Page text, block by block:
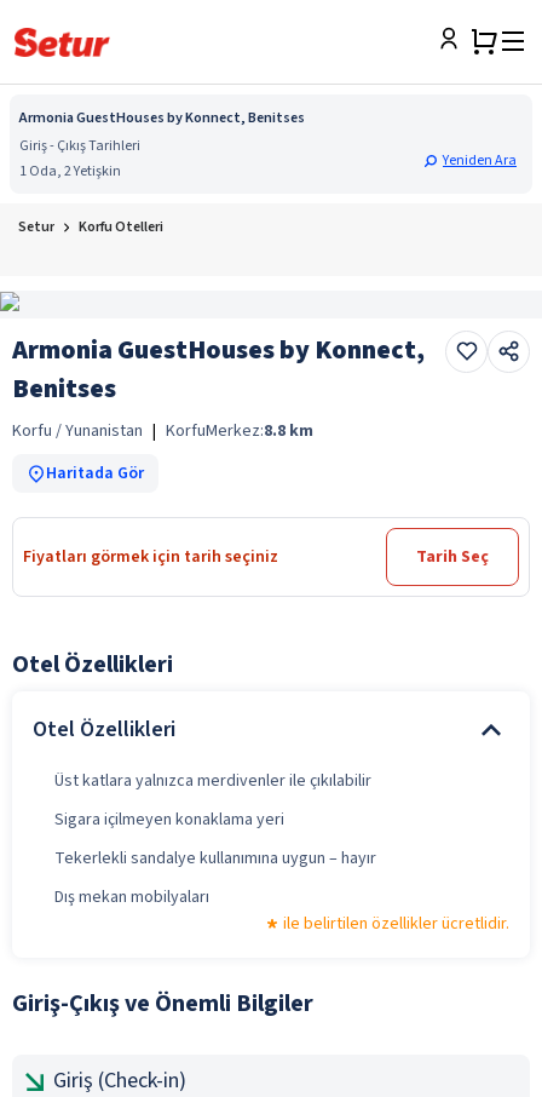
Armonia GuestHouses by Konnect, Benitses
Giriş - Çıkış Tarihleri
1 Oda, 2 Yetişkin
Yeniden Ara
Setur Korfu Otelleri
Armonia GuestHouses by Konnect,
Benitses
Korfu / Yunanistan | KorfuMerkez:8.8 km
Haritada Gör
Fiyatları görmek için tarih seçiniz Tarih Seç
Otel Özellikleri
Otel Özellikleri
Üst katlara yalnızca merdivenler ile çıkılabilir
Sigara içilmeyen konaklama yeri
Tekerlekli sandalye kullanımına uygun – hayır
Dış mekan mobilyaları
ile belirtilen özellikler ücretlidir.
Giriş-Çıkış ve Önemli Bilgiler
Giriş (Check-in)